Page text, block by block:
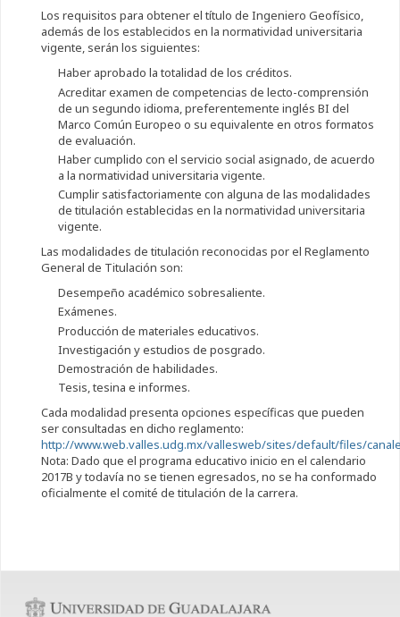
Los requisitos para obtener el título de Ingeniero Geofísico,
además de los establecidos en la normatividad universitaria
vigente, serán los siguientes:
Haber aprobado la totalidad de los créditos.
Acreditar examen de competencias de lecto-comprensión
de un segundo idioma, preferentemente inglés BI del
Marco Común Europeo o su equivalente en otros formatos
de evaluación.
Haber cumplido con el servicio social asignado, de acuerdo
a la normatividad universitaria vigente.
Cumplir satisfactoriamente con alguna de las modalidades
de titulación establecidas en la normatividad universitaria
vigente.
Las modalidades de titulación reconocidas por el Reglamento
General de Titulación son:
Desempeño académico sobresaliente.
Exámenes.
Producción de materiales educativos.
Investigación y estudios de posgrado.
Demostración de habilidades.
Tesis, tesina e informes.
Cada modalidad presenta opciones específicas que pueden
ser consultadas en dicho reglamento:
http://www.web.valles.udg.mx/vallesweb/sites/default/files/
Nota: Dado que el programa educativo inicio en el calendario
2017B y todavía no se tienen egresados, no se ha conformado
oficialmente el comité de titulación de la carrera.